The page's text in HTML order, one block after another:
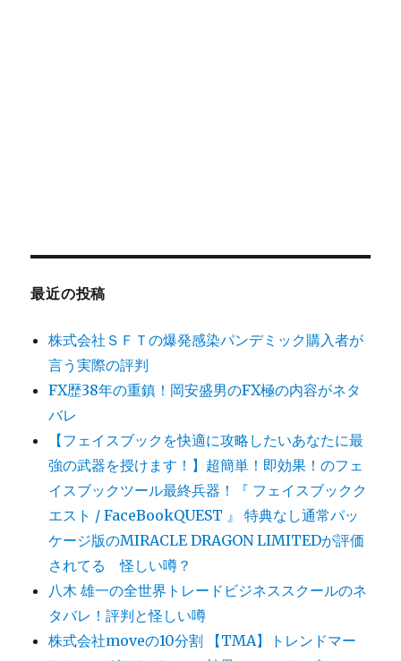
最近の投稿
株式会社ＳＦＴの爆発感染パンデミック購入者が
言う実際の評判
FX歴38年の重鎮！岡安盛男のFX極の内容がネタ
バレ
【フェイスブックを快適に攻略したいあなたに最
強の武器を授けます！】超簡単！即効果！のフェ
イスブックツール最終兵器！『 フェイスブックク
エスト / FaceBookQUEST 』 特典なし通常パッ
ケージ版のMIRACLE DRAGON LIMITEDが評価
されてる 怪しい噂？
八木 雄一の全世界トレードビジネススクールのネ
タバレ！評判と怪しい噂
株式会社moveの10分割 【TMA】トレンドマー